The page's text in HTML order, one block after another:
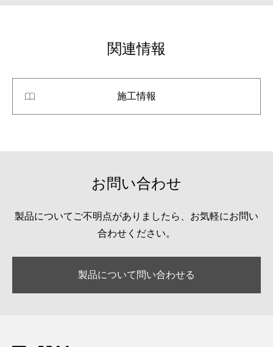
関連情報
施工情報
お問い合わせ
製品についてご不明点がありましたら、お気軽にお問い
合わせください。
製品について問い合わせる